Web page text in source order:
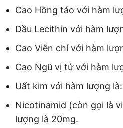
Cao Hồng táo với hàm
Dầu Lecithin với hàm
Cao Viễn chí với hàm
Cao Ngũ vị tử với hàm
Uất kim với hàm lượng
Nicotinamid (còn gọi là
lượng là 20mg.